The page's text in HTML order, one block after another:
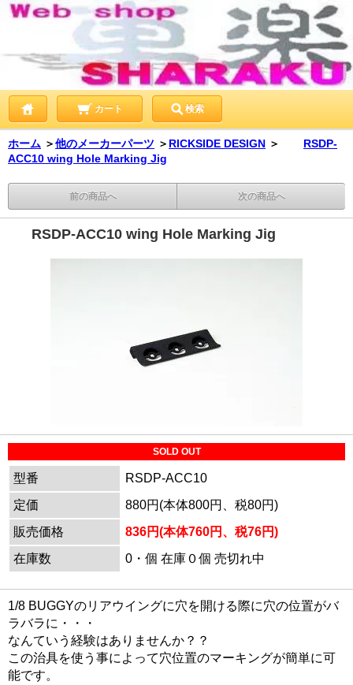
カート 検索
ホーム ＞他のメーカーパーツ ＞ RICKSIDE DESIGN ＞
RSDP-
ACC10 wing Hole Marking Jig
前の商品へ 次の商品へ
RSDP-ACC10 wing Hole Marking Jig
SOLD OUT
型番
RSDP-ACC10
定価
880円(本体800円、税80円)
販売価格
836円(本体760円、税76円)
在庫数
0・個 在庫０個 売切れ中
1/8 BUGGYのリアウイングに穴を開ける際に穴の位置がバ
ラバラに・・・
なんていう経験はありませんか？？
この治具を使う事によって穴位置のマーキングが簡単に可
能です。